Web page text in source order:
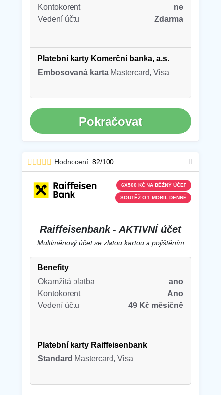
Kontokorent
ne
Vedení účtu
Zdarma
Platební karty Komerční banka, a.s.
Embosovaná karta Mastercard, Visa
Pokračovat
Raiffeisenbank - AKTIVNÍ účet
Multiměnový účet se zlatou kartou a pojištěním
Hodnocení: 82/100
Benefity
Okamžitá platba
ano
Kontokorent
Ano
Vedení účtu
49 Kč měsíčně
Platební karty Raiffeisenbank
Standard Mastercard, Visa
6X500 KČ NA BĚŽNÝ ÚČET
SOUTĚŽ O 1 MOBIL DENNĚ